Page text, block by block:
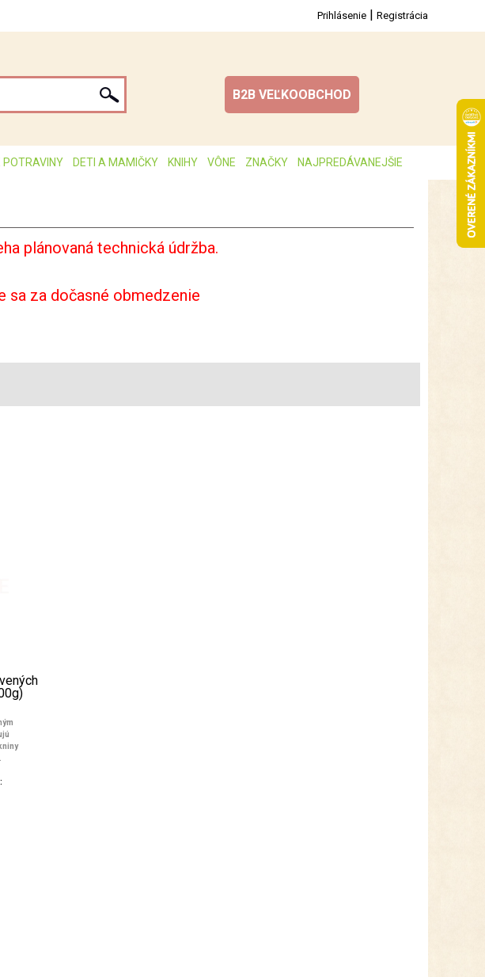
Prihlásenie | Registrácia
B2B VEĽKOOBCHOD
POTRAVINY DETI A MAMIČKY KNIHY VÔNE ZNAČKY NAJPREDÁVANEJŠIE
plánovaná technická údržba.
sa za dočasné obmedzenie